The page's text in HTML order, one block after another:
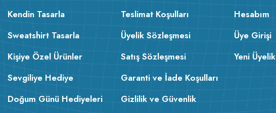
Kendin Tasarla
Sweatshirt Tasarla
Kişiye Özel Ürünler
Sevgiliye Hediye
Doğum Günü Hediyeleri
Teslimat Koşulları
Üyelik Sözleşmesi
Satış Sözleşmesi
Garanti ve İade Koşulları
Gizlilik ve Güvenlik
Hesabım
Üye Girişi
Yeni Üyelik